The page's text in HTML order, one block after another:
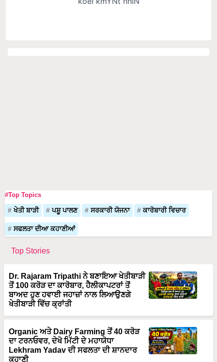
ਖੇਤੀ ਬਾੜੀ
ਸਫਲਤਾ ਦੀਆ ਕਹਾਣੀਆਂ
Top Stories
ਤੋਂ 100 ਕਰੋੜ ਦਾ ਕਾਰੋਬਾਰ, ਹੈਲੀਕਾਪਟਰਾਂ ਤੋਂ
ਬਾਅਦ ਹੁਣ ਹਵਾਈ ਜਹਾਜ਼ਾਂ ਨਾਲ ਲਿਆਉਣਗੇ
ਖੇਤੀਬਾੜੀ ਵਿੱਚ ਕ੍ਰਾਂਤੀ
Organic ਅਤੇ Dairy Farming ਤੋਂ 40 ਕਰੋੜ
ਦਾ ਟਰਨਓਵਰ, ਦੇਖੋ ਮਿੱਟੀ ਦੇ ਮਹਾਯੋਧਾ
Lekhram Yadav ਦੀ ਸਫਲਤਾ ਦੀ ਸ਼ਾਨਦਾਰ
ਕਹਾਣੀ